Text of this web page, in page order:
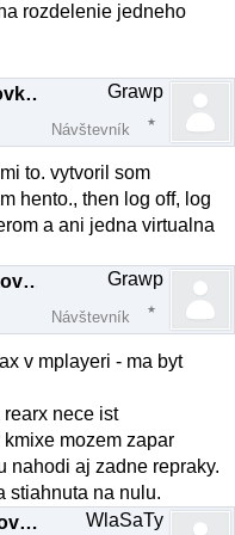
rozdelenie jedneho
Re: Ako "rozdvojit" zvukovku? Grawp
Návštevník
to. vytvoril som
hento., then log off, log
a ani jedna virtualna
Re: Ako "rozdvojit" zvukovku?
Grawp
Návštevník
v mplayeri - ma byt
nece ist
mozem zapar
nahodi aj zadne repraky.
stiahnuta na nulu.
Re: Ako "rozdvojit" zvukovku?
WlaSaTy